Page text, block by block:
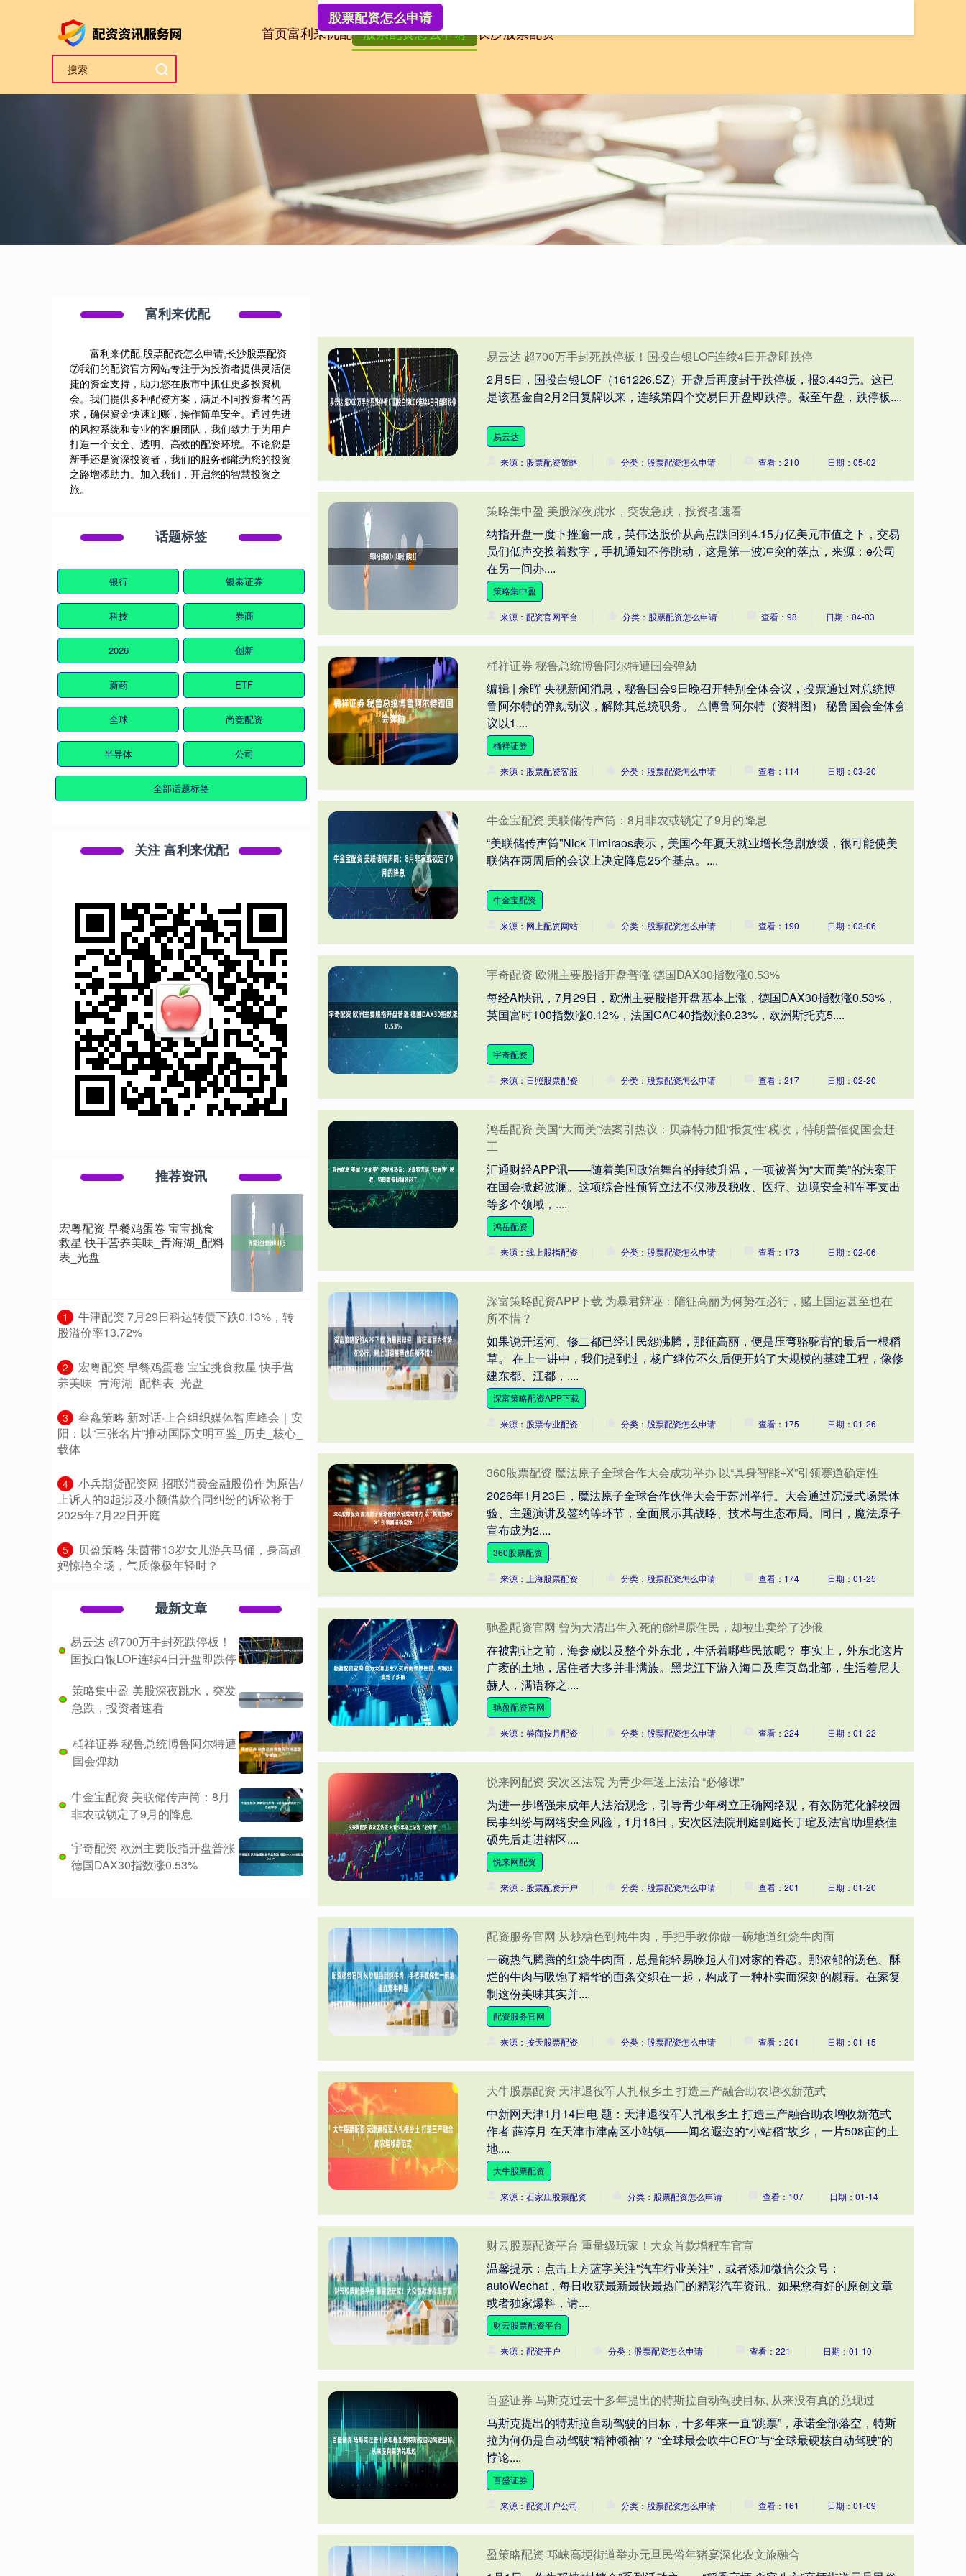
首页富利来优配 股票配资怎么申请 长沙股票配资
股票配资怎么申请
易云达 超700万手封死跌停板！国投白银LOF连续4日开盘即跌停
2月5日，国投白银LOF（161226.SZ）开盘后再度封于跌停板，报3.443元。这已
是该基金自2月2日复牌以来，连续第四个交易日开盘即跌停。截至午盘，跌停板....
易云达
来源：股票配资策略 分类：股票配资怎么申请 查看：210 日期：05-02
策略集中盈 美股深夜跳水，突发急跌，投资者速看
纳指开盘一度下挫逾一成，英伟达股价从高点跌回到4.15万亿美元市值之下，交易
员们低声交换着数字，手机通知不停跳动，这是第一波冲突的落点，来源：e公司
在另一间办....
策略集中盈
来源：配资官网平台 分类：股票配资怎么申请 查看：98 日期：04-03
桶祥证券 秘鲁总统博鲁阿尔特遭国会弹劾
编辑 | 余晖 央视新闻消息，秘鲁国会9日晚召开特别全体会议，投票通过对总统博
鲁阿尔特的弹劾动议，解除其总统职务。 △博鲁阿尔特（资料图） 秘鲁国会全体会
议以1....
桶祥证券
来源：股票配资客服 分类：股票配资怎么申请 查看：114 日期：03-20
牛金宝配资 美联储传声筒：8月非农或锁定了9月的降息
“美联储传声筒”Nick Timiraos表示，美国今年夏天就业增长急剧放缓，很可能使美
联储在两周后的会议上决定降息25个基点。....
牛金宝配资
来源：网上配资网站 分类：股票配资怎么申请 查看：190 日期：03-06
宇奇配资 欧洲主要股指开盘普涨 德国DAX30指数涨0.53%
每经AI快讯，7月29日，欧洲主要股指开盘基本上涨，德国DAX30指数涨0.53%，
英国富时100指数涨0.12%，法国CAC40指数涨0.23%，欧洲斯托克5....
宇奇配资
来源：日照股票配资 分类：股票配资怎么申请 查看：217 日期：02-20
鸿岳配资 美国“大而美”法案引热议：贝森特力阻“报复性”税收，特朗普催促国会赶
工
汇通财经APP讯——随着美国政治舞台的持续升温，一项被誉为“大而美”的法案正
在国会掀起波澜。这项综合性预算立法不仅涉及税收、医疗、边境安全和军事支出
等多个领域，....
鸿岳配资
来源：线上股指配资 分类：股票配资怎么申请 查看：173 日期：02-06
深富策略配资APP下载 为暴君辩诬：隋征高丽为何势在必行，赌上国运甚至也在
所不惜？
如果说开运河、修二都已经让民怨沸腾，那征高丽，便是压弯骆驼背的最后一根稻
草。 在上一讲中，我们提到过，杨广继位不久后便开始了大规模的基建工程，像修
建东都、江都，....
深富策略配资APP下载
来源：股票专业配资 分类：股票配资怎么申请 查看：175 日期：01-26
360股票配资 魔法原子全球合作大会成功举办 以“具身智能+X”引领赛道确定性
2026年1月23日，魔法原子全球合作伙伴大会于苏州举行。大会通过沉浸式场景体
验、主题演讲及签约等环节，全面展示其战略、技术与生态布局。同日，魔法原子
宣布成为2....
360股票配资
来源：上海股票配资 分类：股票配资怎么申请 查看：174 日期：01-25
驰盈配资官网 曾为大清出生入死的彪悍原住民，却被出卖给了沙俄
在被割让之前，海参崴以及整个外东北，生活着哪些民族呢？ 事实上，外东北这片
广袤的土地，居住者大多并非满族。黑龙江下游入海口及库页岛北部，生活着尼夫
赫人，满语称之....
驰盈配资官网
来源：券商按月配资 分类：股票配资怎么申请 查看：224 日期：01-22
悦来网配资 安次区法院 为青少年送上法治 “必修课”
为进一步增强未成年人法治观念，引导青少年树立正确网络观，有效防范化解校园
民事纠纷与网络安全风险，1月16日，安次区法院刑庭副庭长丁瑄及法官助理蔡佳
硕先后走进辖区....
悦来网配资
来源：股票配资开户 分类：股票配资怎么申请 查看：201 日期：01-20
配资服务官网 从炒糖色到炖牛肉，手把手教你做一碗地道红烧牛肉面
一碗热气腾腾的红烧牛肉面，总是能轻易唤起人们对家的眷恋。那浓郁的汤色、酥
烂的牛肉与吸饱了精华的面条交织在一起，构成了一种朴实而深刻的慰藉。在家复
制这份美味其实并....
配资服务官网
来源：按天股票配资 分类：股票配资怎么申请 查看：201 日期：01-15
大牛股票配资 天津退役军人扎根乡土 打造三产融合助农增收新范式
中新网天津1月14日电 题：天津退役军人扎根乡土 打造三产融合助农增收新范式
作者 薛淳月 在天津市津南区小站镇——闻名遐迩的“小站稻”故乡，一片508亩的土
地....
大牛股票配资
来源：石家庄股票配资 分类：股票配资怎么申请 查看：107 日期：01-14
财云股票配资平台 重量级玩家！大众首款增程车官宣
温馨提示：点击上方蓝字关注"汽车行业关注"，或者添加微信公众号：
autoWechat，每日收获最新最快最热门的精彩汽车资讯。如果您有好的原创文章
或者独家爆料，请....
财云股票配资平台
来源：配资开户 分类：股票配资怎么申请 查看：221 日期：01-10
百盛证券 马斯克过去十多年提出的特斯拉自动驾驶目标, 从来没有真的兑现过
马斯克提出的特斯拉自动驾驶的目标，十多年来一直“跳票”，承诺全部落空，特斯
拉为何仍是自动驾驶“精神领袖”？ “全球最会吹牛CEO”与“全球最硬核自动驾驶”的
悖论....
百盛证券
来源：配资开户公司 分类：股票配资怎么申请 查看：161 日期：01-09
盈策略配资 邛崃高埂街道举办元旦民俗年猪宴深化农文旅融合
富利来优配
富利来优配,股票配资怎么申请,长沙股票配资
⑦我们的配资官方网站专注于为投资者提供灵活便
捷的资金支持，助力您在股市中抓住更多投资机
会。我们提供多种配资方案，满足不同投资者的需
求，确保资金快速到账，操作简单安全。通过先进
的风控系统和专业的客服团队，我们致力于为用户
打造一个安全、透明、高效的配资环境。不论您是
新手还是资深投资者，我们的服务都能为您的投资
之路增添助力。加入我们，开启您的智慧投资之
旅。
话题标签
银行 银泰证券
科技 券商
2026 创新
新药 ETF
全球 尚竞配资
半导体 公司
全部话题标签
关注 富利来优配
推荐资讯
宏粤配资 早餐鸡蛋卷 宝宝挑食
救星 快手营养美味_青海湖_配料
表_光盘
1
​牛津配资 7月29日科达转债下跌0.13%，转
股溢价率13.72%
2
​宏粤配资 早餐鸡蛋卷 宝宝挑食救星 快手营
养美味_青海湖_配料表_光盘
3
​叁鑫策略 新对话·上合组织媒体智库峰会｜安
阳：以“三张名片”推动国际文明互鉴_历史_核心_
载体
4
​小兵期货配资网 招联消费金融股份作为原告/
上诉人的3起涉及小额借款合同纠纷的诉讼将于
2025年7月22日开庭
5
​贝盈策略 朱茵带13岁女儿游兵马俑，身高超
妈惊艳全场，气质像极年轻时？
最新文章
易云达 超700万手封死跌停板！
国投白银LOF连续4日开盘即跌停
策略集中盈 美股深夜跳水，突发
急跌，投资者速看
桶祥证券 秘鲁总统博鲁阿尔特遭
国会弹劾
牛金宝配资 美联储传声筒：8月
非农或锁定了9月的降息
宇奇配资 欧洲主要股指开盘普涨
德国DAX30指数涨0.53%